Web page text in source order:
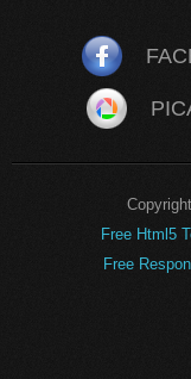
Free Html5
Free